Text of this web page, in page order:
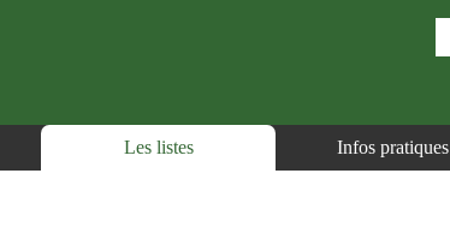
Les listes Infos pratiques